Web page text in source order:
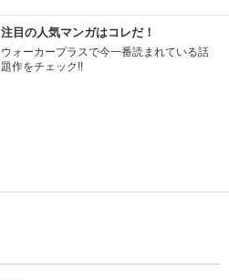
注目の人気マンガはコレだ！
ウォーカープラスで今一番読まれている話
題作をチェック!!